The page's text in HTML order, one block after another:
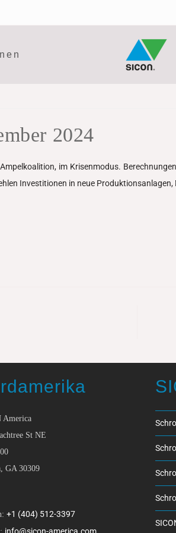
2024
im Krisenmodus.
Investitionen in neue
America
St NE
GA 30309
+1 (404) 512-3397